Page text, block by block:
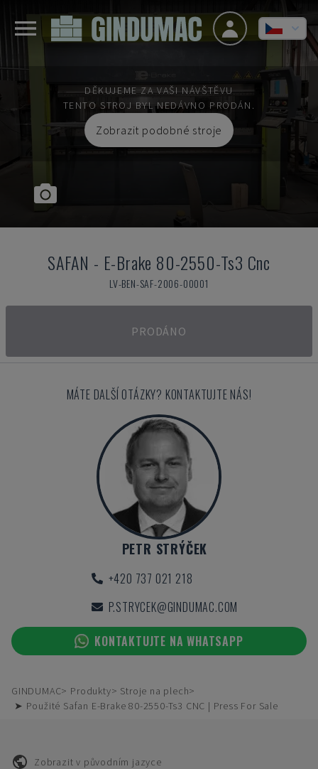
DĚKUJEME ZA VAŠI NÁVŠTĚVU
TENTO STROJ BYL NEDÁVNO PRODÁN.
Zobrazit podobné stroje
SAFAN - E-Brake 80-2550-Ts3 Cnc
LV-BEN-SAF-2006-00001
PRODÁNO
MÁTE DALŠÍ OTÁZKY? KONTAKTUJTE NÁS!
PETR STRÝČEK
+420 737 021 218
P.STRYCEK@GINDUMAC.COM
KONTAKTUJTE NA WHATSAPP
GINDUMAC Produkty
Stroje na plech
➤ Použité Safan E-Brake 80-2550-Ts3 CNC | Press For Sale
Zobrazit v původním jazyce